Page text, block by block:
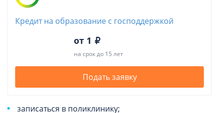
Кредит на образование с господдержкой
от 1
на срок до 15 лет
Подать заявку
записаться в поликлинику;